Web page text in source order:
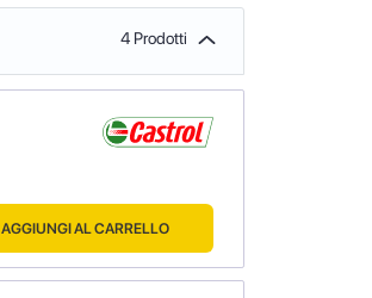
4 Prodotti
AGGIUNGI AL CARRELLO